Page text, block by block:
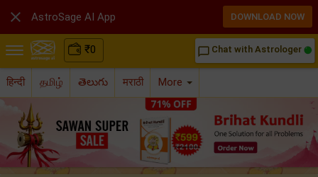
₹0 chat_bubble_outline Chat with Astrologer
हिन्दी தமிழ் తెలుగు मराठी More
 AstroSage AI App DOWNLOAD NOW